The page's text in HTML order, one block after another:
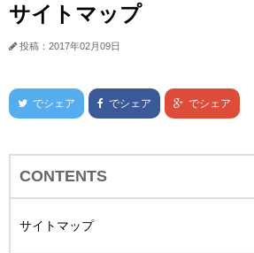
サイトマップ
投稿：2017年02月09日
でシェア でシェア でシェア
CONTENTS
サイトマップ